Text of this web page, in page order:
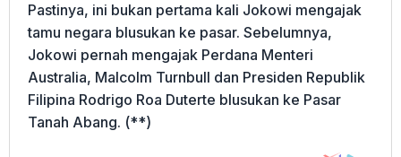
Pastinya, ini bukan pertama kali Jokowi mengajak
tamu negara blusukan ke pasar. Sebelumnya,
Jokowi pernah mengajak Perdana Menteri
Australia, Malcolm Turnbull dan Presiden Republik
Filipina ‎Rodrigo Roa Duterte blusukan ke Pasar
Tanah Abang. (**)